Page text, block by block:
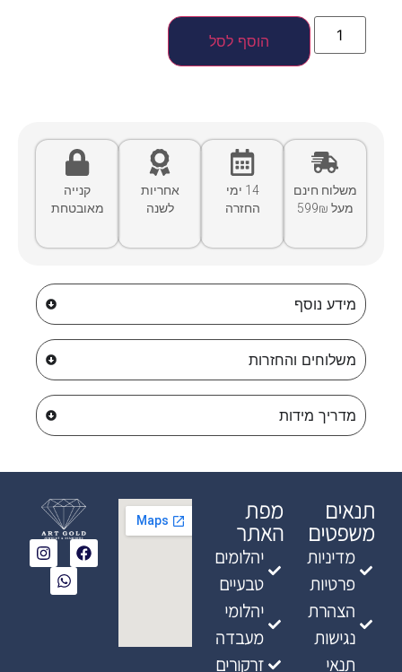
הוסף לסל
קנייה
מאובטחת
אחריות
לשנה
14 ימי
החזרה
משלוח חינם
מעל 599₪
מידע נוסף
משלוחים והחזרות
מדריך מידות
מפת
האתר
יהלומים
טבעיים
יהלומי
מעבדה
זרקורים
תנאים
משפטים
מדיניות
פרטיות
הצהרת
נגישות
תנאי